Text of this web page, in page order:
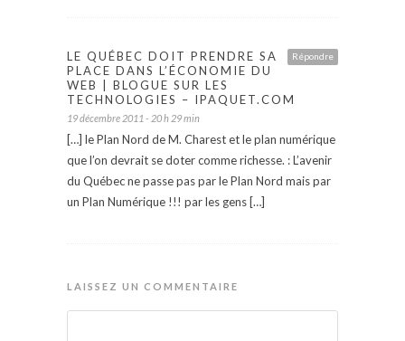
Répondre
LE QUÉBEC DOIT PRENDRE SA
PLACE DANS L’ÉCONOMIE DU
WEB | BLOGUE SUR LES
TECHNOLOGIES – IPAQUET.COM
19 décembre 2011 - 20 h 29 min
[…] le Plan Nord de M. Charest et le plan numérique
que l’on devrait se doter comme richesse. : L’avenir
du Québec ne passe pas par le Plan Nord mais par
un Plan Numérique !!! par les gens […]
LAISSEZ UN COMMENTAIRE